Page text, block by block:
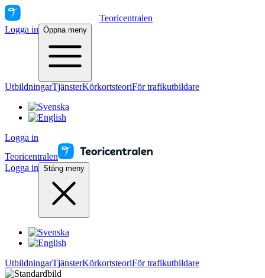
Teoricentralen
Logga in Öppna meny
UtbildningarTjänsterKörkortsteoriFör trafikutbildare
Logga in
Teoricentralen
Logga in Stäng meny
UtbildningarTjänsterKörkortsteoriFör trafikutbildare